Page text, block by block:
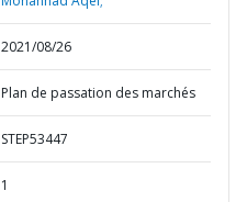
2021/08/26
Plan de passation des marchés
STEP53447
1